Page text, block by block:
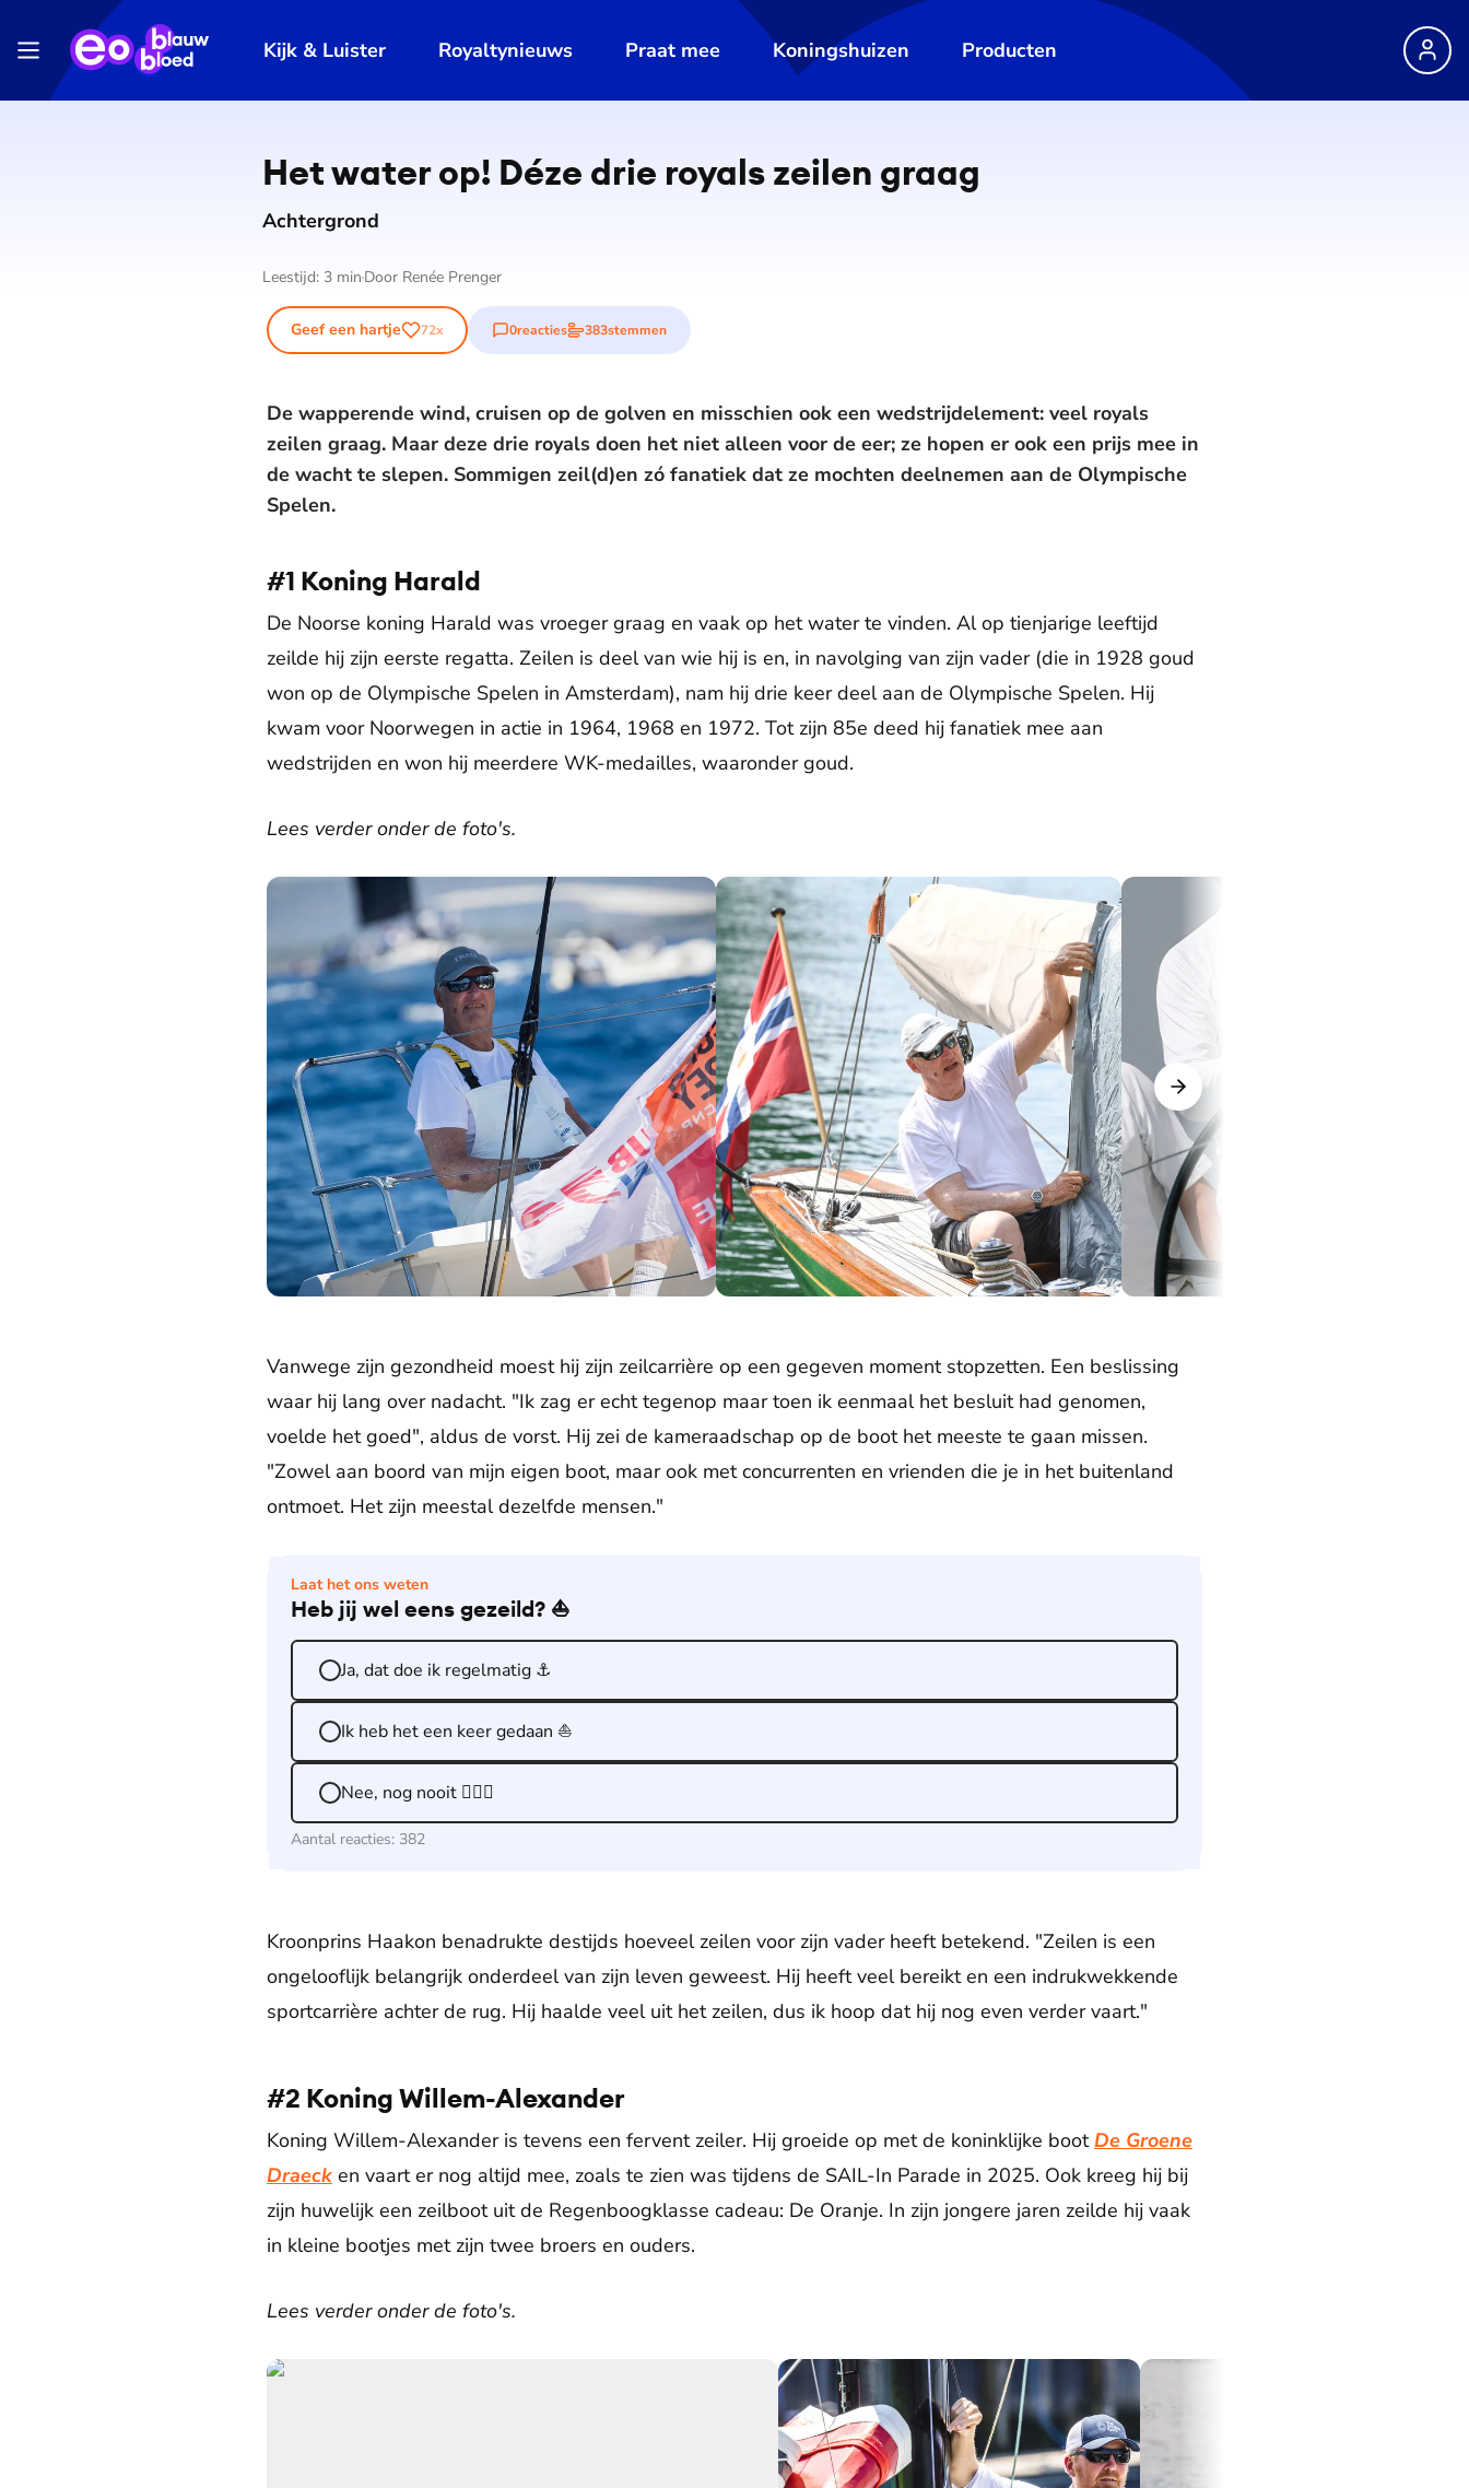
Kijk & Luister Royaltynieuws Praat mee Koningshuizen Producten
De weergave van deze video vereist jouw toestemming voor
Het water op! Déze drie royals zeilen graag
Achtergrond
Leestijd: 3 min Door Renée Prenger
Geef een hartje 72x 0reacties 383stemmen
De wapperende wind, cruisen op de golven en misschien ook een wedstrijdelement: veel royals
zeilen graag. Maar deze drie royals doen het niet alleen voor de eer; ze hopen er ook een prijs mee in
de wacht te slepen. Sommigen zeil(d)en zó fanatiek dat ze mochten deelnemen aan de Olympische
Spelen.
#1 Koning Harald
De Noorse koning Harald was vroeger graag en vaak op het water te vinden. Al op tienjarige leeftijd
zeilde hij zijn eerste regatta. Zeilen is deel van wie hij is en, in navolging van zijn vader (die in 1928 goud
won op de Olympische Spelen in Amsterdam), nam hij drie keer deel aan de Olympische Spelen. Hij
kwam voor Noorwegen in actie in 1964, 1968 en 1972. Tot zijn 85e deed hij fanatiek mee aan
wedstrijden en won hij meerdere WK-medailles, waaronder goud.
Lees verder onder de foto's.
Vanwege zijn gezondheid moest hij zijn zeilcarrière op een gegeven moment stopzetten. Een beslissing
waar hij lang over nadacht. "Ik zag er echt tegenop maar toen ik eenmaal het besluit had genomen,
voelde het goed", aldus de vorst. Hij zei de kameraadschap op de boot het meeste te gaan missen.
"Zowel aan boord van mijn eigen boot, maar ook met concurrenten en vrienden die je in het buitenland
ontmoet. Het zijn meestal dezelfde mensen."
Laat het ons weten
Heb jij wel eens gezeild? ⛵️
Ja, dat doe ik regelmatig ⚓️
Ik heb het een keer gedaan ⛵️
Nee, nog nooit 🙅🏽‍♂️
Aantal reacties: 382
Kroonprins Haakon benadrukte destijds hoeveel zeilen voor zijn vader heeft betekend. "Zeilen is een
ongelooflijk belangrijk onderdeel van zijn leven geweest. Hij heeft veel bereikt en een indrukwekkende
sportcarrière achter de rug. Hij haalde veel uit het zeilen, dus ik hoop dat hij nog even verder vaart."
#2 Koning Willem-Alexander
Koning Willem-Alexander is tevens een fervent zeiler. Hij groeide op met de koninklijke bootDe Groene
Draeck en vaart er nog altijd mee, zoals te zien was tijdens de SAIL-In Parade in 2025. Ook kreeg hij bij
zijn huwelijk een zeilboot uit de Regenboogklasse cadeau: De Oranje. In zijn jongere jaren zeilde hij vaak
in kleine bootjes met zijn twee broers en ouders.
Lees verder onder de foto's.